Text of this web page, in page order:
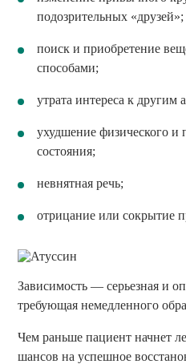
подозрительных «друзей»;
поиск и приобретение
способами;
утрата интереса к другим
ухудшение физического и
состояния;
невнятная речь;
отрицание или сокрытие
Зависимость — серьезная и
требующая немедленного
Чем раньше пациент начнет
шансов на успешное